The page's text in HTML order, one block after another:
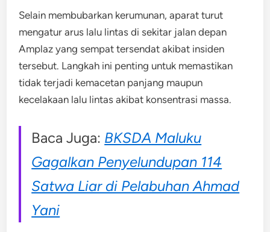
Selain membubarkan kerumunan, aparat turut
mengatur arus lalu lintas di sekitar jalan depan
Amplaz yang sempat tersendat akibat insiden
tersebut. Langkah ini penting untuk memastikan
tidak terjadi kemacetan panjang maupun
kecelakaan lalu lintas akibat konsentrasi massa.
Baca Juga: BKSDA Maluku
Gagalkan Penyelundupan 114
Satwa Liar di Pelabuhan Ahmad
Yani